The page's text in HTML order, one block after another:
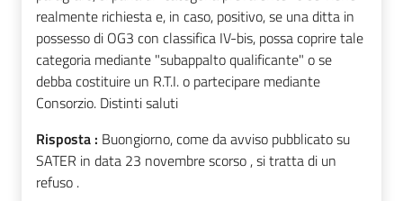
realmente richiesta e, in caso, positivo, se una ditta in
possesso di OG3 con classifica IV-bis, possa coprire tale
categoria mediante "subappalto qualificante" o se
debba costituire un R.T.I. o partecipare mediante
Consorzio. Distinti saluti
Risposta : Buongiorno, come da avviso pubblicato su
SATER in data 23 novembre scorso , si tratta di un
refuso .